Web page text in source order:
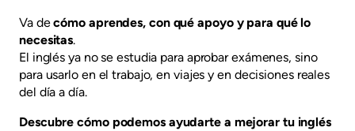
Va decómo aprendes, con qué apoyo y para qué lo
necesitas.
El inglés ya no se estudia para aprobar exámenes, sino
para usarlo en el trabajo, en viajes y en decisiones reales
del día a día.
Descubre cómo podemos ayudarte a mejorar tu inglés